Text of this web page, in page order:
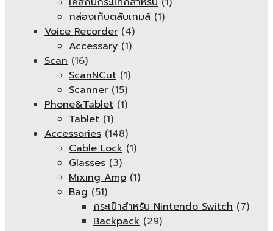
กล่องเก็บตลับเกมส์ (1)
Voice Recorder (4)
Accessary (1)
Scan (16)
ScanNCut (1)
Scanner (15)
Phone&Tablet (1)
Tablet (1)
Accessories (148)
Cable Lock (1)
Glasses (3)
Mixing Amp (1)
Bag (51)
กระเป๋าสำหรับ Nintendo Switch (7)
Backpack (29)